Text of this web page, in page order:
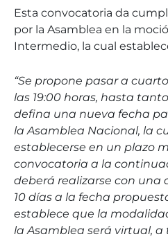
Esta convocatoria da
por la Asamblea en la
Intermedio, la cual
“Se propone pasar a
las 19:00 horas, hasta
defina una nueva fecha
la Asamblea Nacional, la
establecerse en un plazo
convocatoria a la
deberá realizarse con
10 días a la fecha
establece que la
la Asamblea será virtual, a